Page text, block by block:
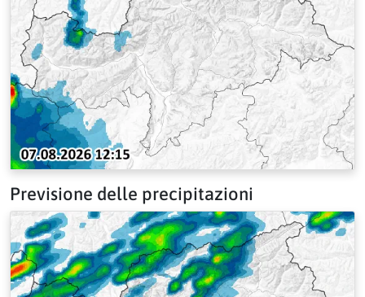
Previsione delle precipitazioni